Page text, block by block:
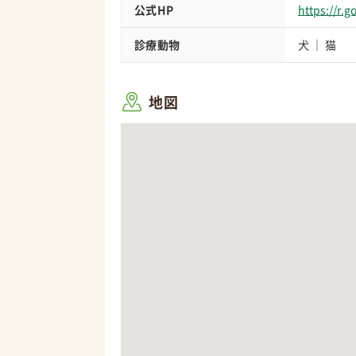
公式HP https://
診療動物 犬 猫
地図